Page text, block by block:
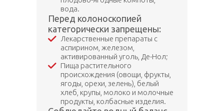
вода.
Перед колоноскопией
категорически запрещены:
Лекарственные препараты с
аспирином, железом,
активированный уголь, Де-Нол;
Пища растительного
происхождения (овощи, фрукты,
ягоды, орехи, зелень), белый
хлеб, крупы, молоко и молочные
продукты, колбасные изделия.